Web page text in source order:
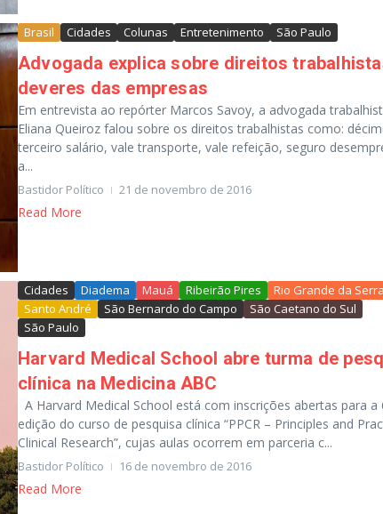
Brasil Cidades Colunas Entretenimento São Paulo
Advogada explica sobre direitos
deveres das empresas
Em entrevista ao repórter Marcos Savoy, a advogada
Eliana Queiroz falou sobre os direitos trabalhistas como:
terceiro salário, vale transporte, vale refeição, seguro
a...
Bastidor Político 21 de novembro de 2016
Read More
Cidades Diadema Mauá Ribeirão Pires
Rio Grande da Serra
Santo André
São Bernardo do Campo
São Caetano do Sul
São Paulo
Harvard Medical School abre turma de
clínica na Medicina ABC
A Harvard Medical School está com inscrições abertas para a
edição do curso de pesquisa clínica “PPCR – Principles and
Clinical Research”, cujas aulas ocorrem em parceria c...
Bastidor Político 16 de novembro de 2016
Read More